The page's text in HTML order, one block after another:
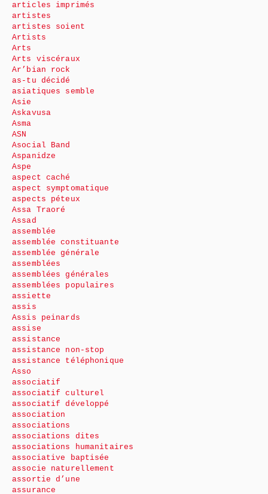
articles imprimés
artistes
artistes soient
Artists
Arts
Arts viscéraux
Ar’bian rock
as-tu décidé
asiatiques semble
Asie
Askavusa
Asma
ASN
Asocial Band
Aspanidze
Aspe
aspect caché
aspect symptomatique
aspects péteux
Assa Traoré
Assad
assemblée
assemblée constituante
assemblée générale
assemblées
assemblées générales
assemblées populaires
assiette
assis
Assis peinards
assise
assistance
assistance non-stop
assistance téléphonique
Asso
associatif
associatif culturel
associatif développé
association
associations
associations dites
associations humanitaires
associative baptisée
associe naturellement
assortie d’une
assurance